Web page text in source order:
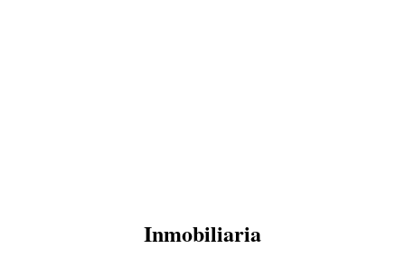
Inmobiliaria